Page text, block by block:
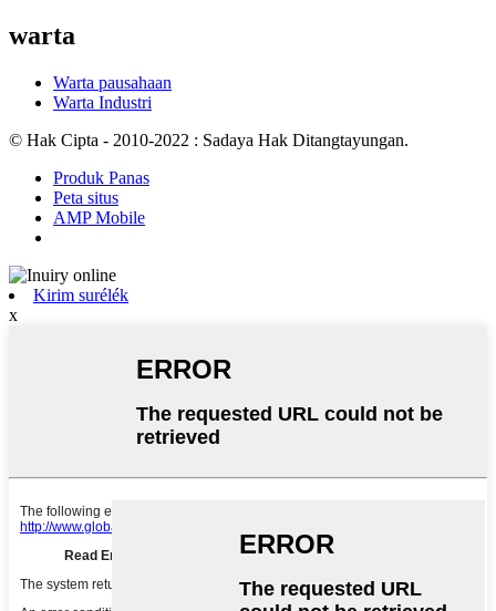
warta
Warta pausahaan
Warta Industri
© Hak Cipta - 2010-2022 : Sadaya Hak Ditangtayungan.
Produk Panas
Peta situs
AMP Mobile
Kirim surélék
x